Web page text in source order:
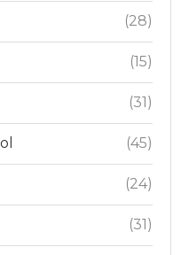
(28)
(15)
(31)
(45)
(24)
(31)